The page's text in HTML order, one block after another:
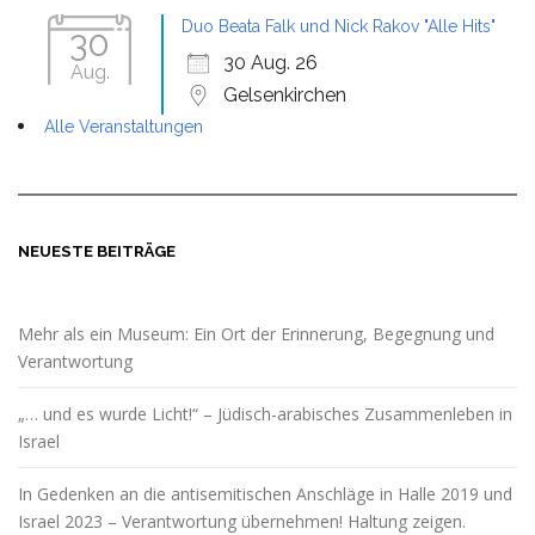
30
Aug.
Duo Beata Falk und Nick Rakov "Alle Hits"
30 Aug. 26
Gelsenkirchen
Alle Veranstaltungen
NEUESTE BEITRÄGE
Mehr als ein Museum: Ein Ort der Erinnerung, Begegnung und
Verantwortung
„… und es wurde Licht!“ – Jüdisch-arabisches Zusammenleben in
Israel
In Gedenken an die antisemitischen Anschläge in Halle 2019 und
Israel 2023 – Verantwortung übernehmen! Haltung zeigen.